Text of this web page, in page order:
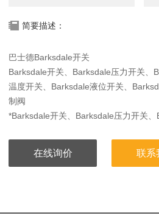
简要描述：
巴士德Barksdale开关
Barksdale开关、Barksdale压力开关、
温度开关、Barksdale液位开关、
制阀
*Barksdale开关、Barksdale压力开关
在线询价 联系